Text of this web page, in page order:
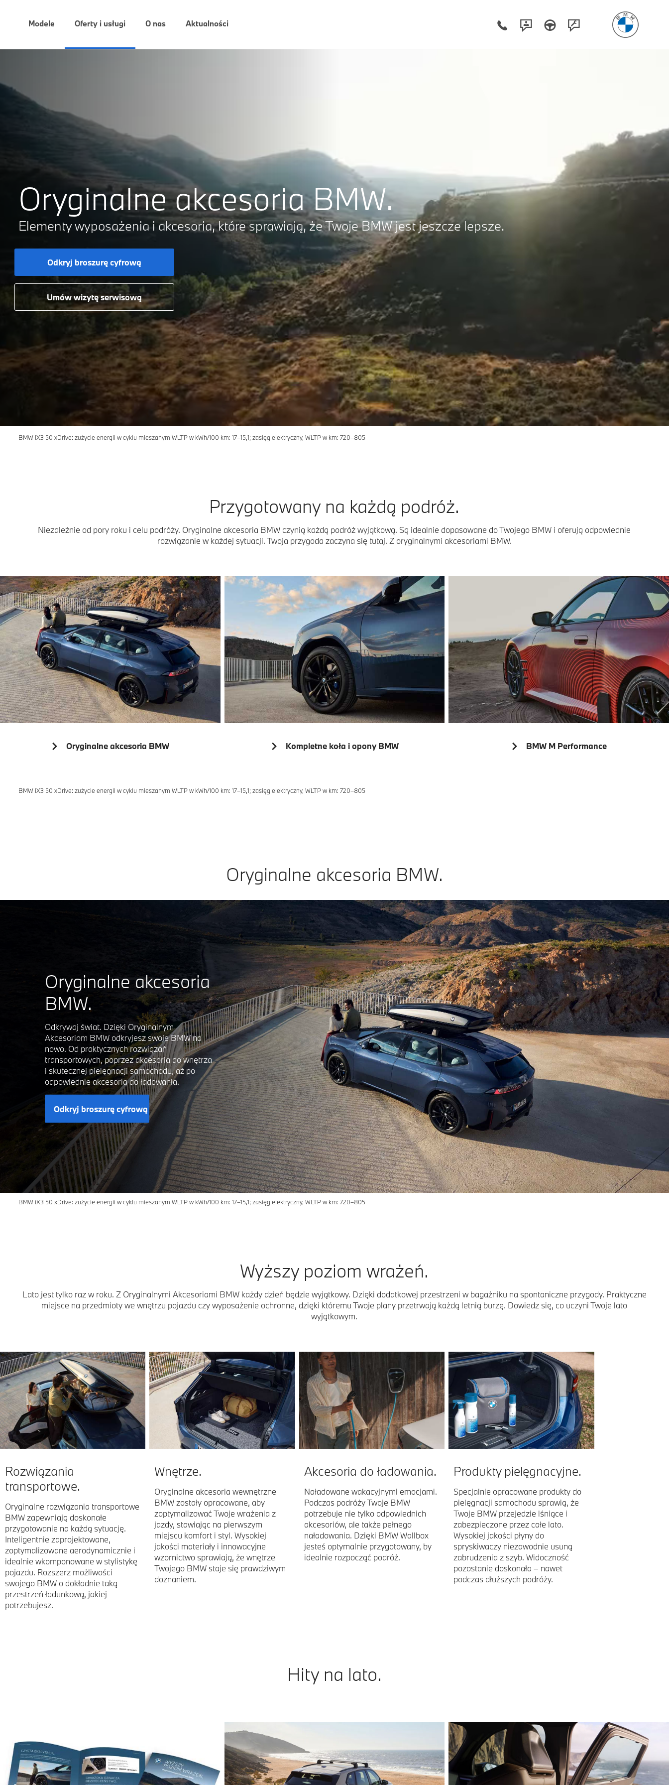
Modele Oferty i usługi O nas Aktualności
Oryginalne akcesoria BMW.
Elementy wyposażenia i akcesoria, które sprawiają, że Twoje BMW jest jeszcze lepsze.
Odkryj broszurę cyfrową
Umów wizytę serwisową
BMW iX3 50 xDrive: zużycie energii w cyklu mieszanym WLTP w kWh/100 km: 17–15,1; zasięg elektryczny, WLTP w km: 720–805
Przygotowany na każdą podróż.
Niezależnie od pory roku i celu podróży. Oryginalne akcesoria BMW czynią każdą podróż wyjątkową. Są idealnie dopasowane do Twojego BMW i oferują odpowiednie
rozwiązanie w każdej sytuacji. Twoja przygoda zaczyna się tutaj. Z oryginalnymi akcesoriami BMW.
Oryginalne akcesoria BMW Kompletne koła i opony BMW BMW M Performance
BMW iX3 50 xDrive: zużycie energii w cyklu mieszanym WLTP w kWh/100 km: 17–15,1; zasięg elektryczny, WLTP w km: 720–805
Oryginalne akcesoria BMW.
Oryginalne akcesoria
BMW.
Odkrywaj świat. Dzięki Oryginalnym
Akcesoriom BMW odkryjesz swoje BMW na
nowo. Od praktycznych rozwiązań
transportowych, poprzez akcesoria do wnętrza
i skutecznej pielęgnacji samochodu, aż po
odpowiednie akcesoria do ładowania.
Odkryj broszurę cyfrową
BMW iX3 50 xDrive: zużycie energii w cyklu mieszanym WLTP w kWh/100 km: 17–15,1; zasięg elektryczny, WLTP w km: 720–805
Wyższy poziom wrażeń.
Lato jest tylko raz w roku. Z Oryginalnymi Akcesoriami BMW każdy dzień będzie wyjątkowy. Dzięki dodatkowej przestrzeni w bagażniku na spontaniczne przygody. Praktyczne
miejsce na przedmioty we wnętrzu pojazdu czy wyposażenie ochronne, dzięki któremu Twoje plany przetrwają każdą letnią burzę. Dowiedz się, co uczyni Twoje lato
wyjątkowym.
Rozwiązania
transportowe.
Oryginalne rozwiązania transportowe
BMW zapewniają doskonałe
przygotowanie na każdą sytuację.
Inteligentnie zaprojektowane,
zoptymalizowane aerodynamicznie i
idealnie wkomponowane w stylistykę
pojazdu. Rozszerz możliwości
swojego BMW o dokładnie taką
przestrzeń ładunkową, jakiej
potrzebujesz.
Wnętrze.
Oryginalne akcesoria wewnętrzne
BMW zostały opracowane, aby
zoptymalizować Twoje wrażenia z
jazdy, stawiając na pierwszym
miejscu komfort i styl. Wysokiej
jakości materiały i innowacyjne
wzornictwo sprawiają, że wnętrze
Twojego BMW staje się prawdziwym
doznaniem.
Akcesoria do ładowania.
Naładowane wakacyjnymi emocjami.
Podczas podróży Twoje BMW
potrzebuje nie tylko odpowiednich
akcesoriów, ale także pełnego
naładowania. Dzięki BMW Wallbox
jesteś optymalnie przygotowany, by
idealnie rozpocząć podróż.
Produkty pielęgnacyjne.
Specjalnie opracowane produkty do
pielęgnacji samochodu sprawią, że
Twoje BMW przejedzie lśniące i
zabezpieczone przez całe lato.
Wysokiej jakości płyny do
spryskiwaczy niezawodnie usuną
zabrudzenia z szyb. Widoczność
pozostanie doskonała – nawet
podczas dłuższych podróży.
Hity na lato.